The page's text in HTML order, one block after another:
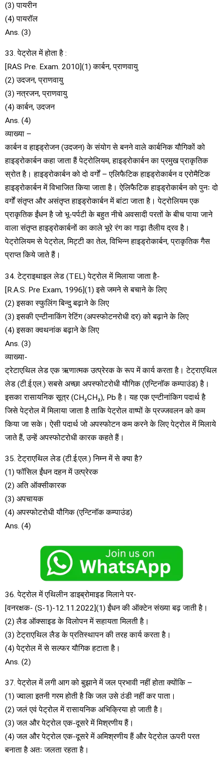
(3) पायरीन
(4) पायरॉल
Ans. (3)
33. पेट्रोल में होता है :
[RAS Pre. Exam. 2010](1) कार्बन, प्राणवायु
(2) उदजन, प्राणवायु
(3) नत्रजन, प्राणवायु
(4) कार्बन, उदजन
Ans. (4)
व्याख्या –
कार्बन व हाइड्रोजन (उदजन) के संयोग से बनने वाले कार्बनिक यौगिकों को
हाइड्रोकार्बन कहा जाता हैं पेट्रोलियम, हाइड्रोकार्बन का प्रमुख प्राकृतिक
स्रोत है। हाइड्रोकार्बन को दो वर्गों – एलिफैटिक हाइड्रोकार्बन व एरोमैटिक
हाइड्रोकार्बन में विभाजित किया जाता है। ऐलिफैटिक हाइड्रोकार्बन को पुनः दो
वर्गों संतृप्त और असंतृप्त हाइड्रोकार्बन में बांटा जाता है। पेट्रोलियम एक
प्राकृतिक ईंधन है जो भू-पर्पटी के बहुत नीचे अवसादी परतों के बीच पाया जाने
वाला संतृप्त हाइड्रोकार्बनों का काले भूरे रंग का गाढ़ा तैलीय द्रव है।
पेट्रोलियम से पेट्रोल, मिट्टी का तेल, विभिन्न हाइड्रोकार्बन, प्राकृतिक गैस
प्राप्त किये जाते हैं।
34. टेट्राइथाइल लेड (TEL) पेट्रोल में मिलाया जाता है-
[R.A.S. Pre Exam, 1996](1) इसे जमने से बचाने के लिए
(2) इसका स्फुलिंग बिन्दु बढ़ाने के लिए
(3) इसकी एन्टीनाकिंग रेटिंग (अपस्फोटनरोधी दर) को बढ़ाने के लिए
(4) इसका क्वथनांक बढ़ाने के लिए
Ans. (3)
व्याख्या-
ट्रेटाएथिल लेड एक ऋणात्मक उत्प्रेरक के रूप में कार्य करता है। टेट्राएथिल
लेड (टी.ई.एल.) सबसे अच्छा अपस्फोटरोधी यौगिक (एन्टिनॉक कम्पाउंड) है।
इसका रासायनिक सूत्र (CH₂CH₂), Pb है। यह एक एन्टीनांकिग पदार्थ है
जिसे पेट्रोल में मिलाया जाता है ताकि पेट्रोल वाष्पों के प्रज्जवलन को कम
किया जा सके। ऐसी पदार्थ जो अपस्फोटन कम करने के लिए पेट्रोल में मिलाये
जाते हैं, उन्हें अपस्फोटरोधी कारक कहते हैं।
35. टेट्राएथिल लेड (टी.ई.एल.) निम्न में से क्या है?
(1) फॉसिल ईंधन दहन में उत्प्रेरक
(2) अति ऑक्सीकारक
(3) अपचायक
(4) अपस्फोटरोधी यौगिक (एन्टिनॉक कम्पाउंड)
Ans. (4)
36. पेट्रोल में एथिलीन डाइब्रोमाइड मिलाने पर-
[वनरक्षक- (S-1)-12.11.2022](1) ईंधन की ऑक्टेन संख्या बढ़ जाती है।
(2) लैड ऑक्साइड के विलोपन में सहायता मिलती है।
(3) टेट्राएथिल लैड के प्रतिस्थापन की तरह कार्य करता है।
(4) पेट्रोल में से सल्फर यौगिक हटाता है।
Ans. (2)
37. पेट्रोल में लगी आग को बुझाने में जल प्रभावी नहीं होता क्योंकि –
(1) ज्वाला इतनी गरम होती है कि जल उसे ठंडी नहीं कर पाता।
(2) जलं एवं पेट्रोल में रासायनिक अभिक्रिया हो जाती है।
(3) जल और पेट्रोल एक-दूसरे में मिश्रणीय हैं।
(4) जल और पेट्रोल एक-दूसरे में अमिश्रणीय हैं और पेट्रोल ऊपरी परत
बनाता है अतः जलता रहता है।